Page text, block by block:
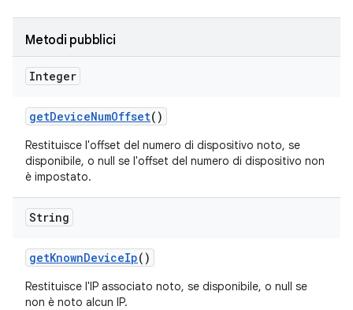
Metodi pubblici
Integer
getDeviceNumOffset()
Restituisce l'offset del numero di dispositivo noto, se
disponibile, o null se l'offset del numero di dispositivo non
è impostato.
String
getKnownDeviceIp()
Restituisce l'IP associato noto, se disponibile, o null se
non è noto alcun IP.